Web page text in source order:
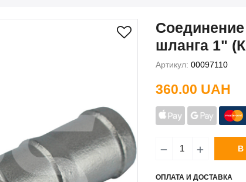
шланга 1"
Артикул: 00097110
360.00 UAH
В
ОПЛАТА И ДОСТАВКА